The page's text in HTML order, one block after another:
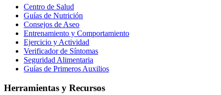
Centro de Salud
Guías de Nutrición
Consejos de Aseo
Entrenamiento y Comportamiento
Ejercicio y Actividad
Verificador de Síntomas
Seguridad Alimentaria
Guías de Primeros Auxilios
Herramientas y Recursos